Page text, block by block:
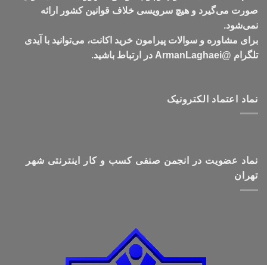
صورت می‌گیرد و هیچ سرویسی خلاف قوانین کشور ارائه
نمی‌شود.
برای مشاوره و سوالات پیرامون خرید اکانت، می‌توانید با آیدی
تلگرام @ArmanLaghaei در ارتباط باشید.
نماد اعتماد الکترونیک
نماد عضویت در انجمن صنفی کسب و کار اینترنتی شهر
تهران